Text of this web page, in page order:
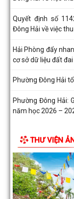
Quyết định số
Đông Hải về việc
Hải Phòng đẩy
cơ sở dữ liệu đất đai
Phường Đông Hải
Phường Đông Hải:
năm học 2026 –
thu ngân sách nhà
Phường Đông Hải
Nghị quyết Hội nghị
THƯ CẢM ƠN
THƯ VIỆN